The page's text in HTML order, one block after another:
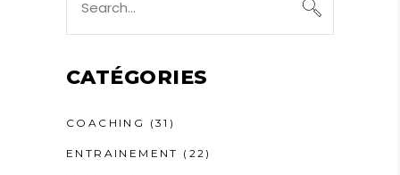
for:
CATÉGORIES
COACHING (31)
ENTRAINEMENT (22)